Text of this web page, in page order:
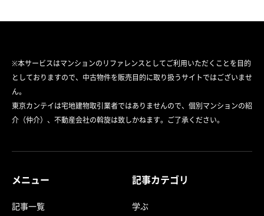
※本サービスはマンションのリファレンスとしてご利用いただくことを目的
としておりますので、中古物件を販売目的に取り扱うサイトではございませ
ん。
東京カンテイは宅地建物取引業者ではありませんので、個別マンションの紹
介（仲介）、不動産会社の斡旋は致しかねます。ご了承ください。
メニュー
記事一覧
記事カテゴリ
学ぶ